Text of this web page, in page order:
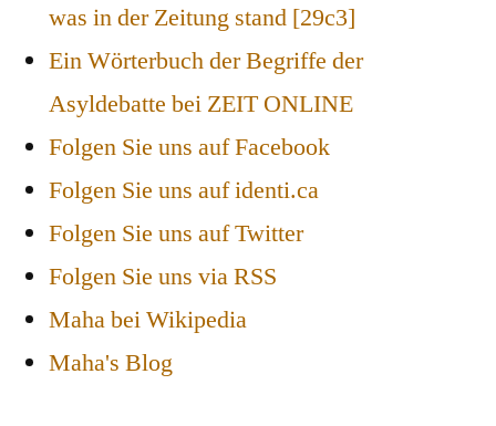
was in der Zeitung stand [29c3]
Ein Wörterbuch der Begriffe der
Asyldebatte bei ZEIT ONLINE
Folgen Sie uns auf Facebook
Folgen Sie uns auf identi.ca
Folgen Sie uns auf Twitter
Folgen Sie uns via RSS
Maha bei Wikipedia
Maha's Blog